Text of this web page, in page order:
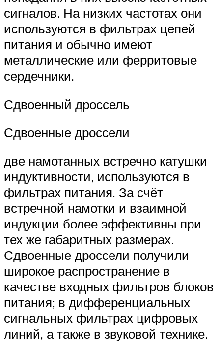
сигналов. На низких частотах они
используются в фильтрах цепей
питания и обычно имеют
металлические или ферритовые
сердечники.
Сдвоенный дроссель
Сдвоенные дроссели
две намотанных встречно катушки
индуктивности, используются в
фильтрах питания. За счёт
встречной намотки и взаимной
индукции более эффективны при
тех же габаритных размерах.
Сдвоенные дроссели получили
широкое распространение в
качестве входных фильтров блоков
питания; в дифференциальных
сигнальных фильтрах цифровых
линий, а также в звуковой технике.